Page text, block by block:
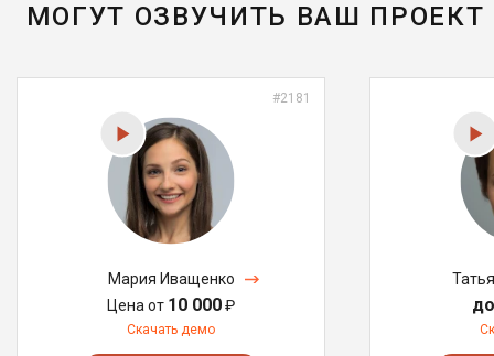
МОГУТ ОЗВУЧИТЬ ВАШ ПРОЕКТ
#2181
Мария Иващенко
Цена от 10 000₽
Скачать демо